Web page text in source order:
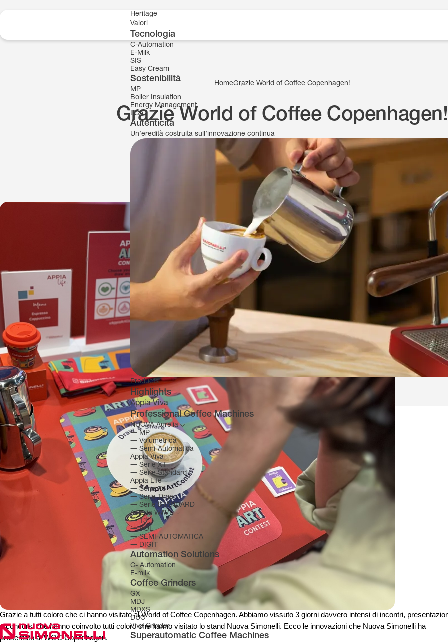
Heritage
Valori
Tecnologia
C-Automation
E-Milk
SIS
Easy Cream
Sostenibilità
MP
Boiler Insulation
Energy Management
LCA
Autenticità
Un’eredità costruita sull’innovazione continua
Products
Highlights
Appia Viva
Professional Coffee Machines
NUOVA Aurelia
― MP
― Volumetrica
― Semi-Automatica
Appia Viva
― Serie XT
― Serie Standard
Appia Life
― Serie XT
― Serie Timer
― Serie STANDARD
Aurelia WAVE
―T3
―VOL
―SEMI-AUTOMATICA
― DIGIT
Automation Solutions
C- Automation
E-milk
Coffee Grinders
GX
MDJ
MDXS
DUO
Viva Grinder
Superautomatic Coffee Machines
HomeGrazie World of Coffee Copenhagen!
Grazie World of Coffee Copenhagen!
11 Luglio 2024
Grazie a tutti coloro che ci hanno visitato al World of Coffee Copenhagen. Abbiamo vissuto 3 giorni davvero intensi di incontri,
e concorsi che hanno coinvolto tutti coloro che hanno visitato lo stand Nuova Simonelli. Ecco le innovazioni che Nuova Simonelli ha
presentato al WOC Copenhagen.